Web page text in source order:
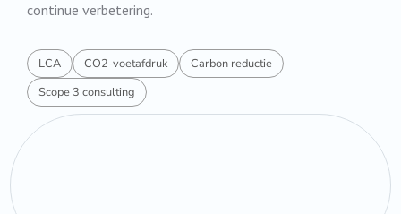
continue verbetering.
LCA CO2-voetafdruk
Carbon reductie
Scope 3 consulting